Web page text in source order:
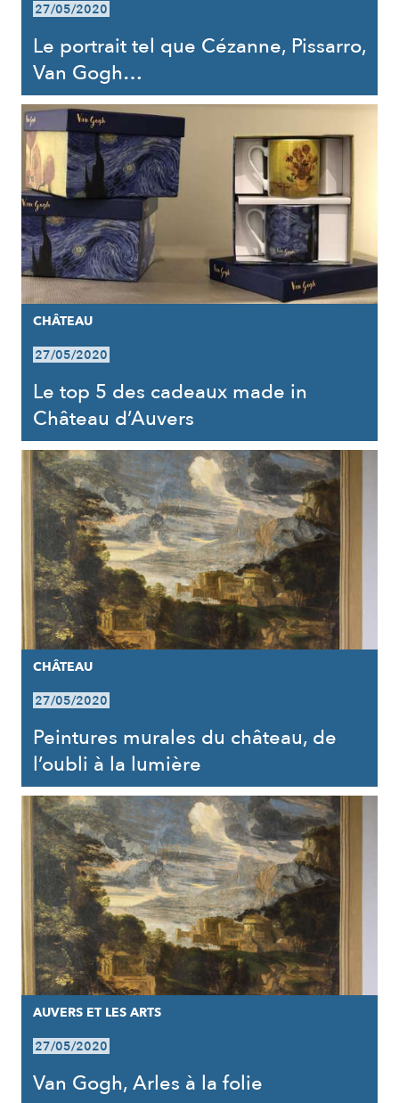
27/05/2020
Le portrait tel que Cézanne, Pissarro,
Van Gogh…
CHÂTEAU
27/05/2020
Le top 5 des cadeaux made in
Château d’Auvers
CHÂTEAU
27/05/2020
Peintures murales du château, de
l’oubli à la lumière
AUVERS ET LES ARTS
27/05/2020
Van Gogh, Arles à la folie